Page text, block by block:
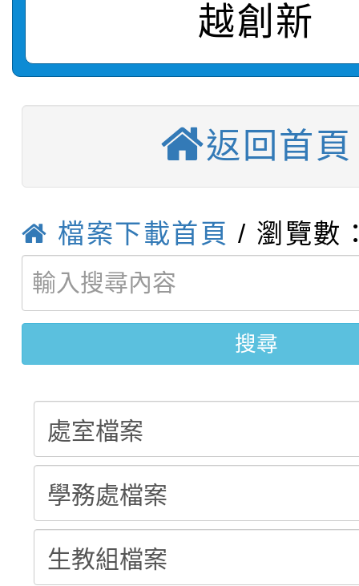
敬師藝文競賽』實施計
【甄選結果(第11招)】
學年度第1學期第7次代
結果(第11招)
【甄選結果(第3招)】
學年度第1學期第9次代
結果(第3招)
【甄選結果(第4招)】
學年度第1學期第9次
【甄選結果(第12招)】
結果(第12招)
賽及師生本土語及新住
賽實施要點
轉知：「桃園市115學
比賽實施要點」
轉知：「115年金融知
動辦法」
轉知臺中市政府政風處
畫影片一案
劇比賽實施要點」及修
表
轉知：桃園市115年度
敬師藝文競賽』實施計
【甄選結果(第11招)】
學年度第1學期第7次代
結果(第11招)
【甄選結果(第3招)】
學年度第1學期第9次代
越創新
返回首頁
檔案下載首頁 / 瀏覽數
搜尋